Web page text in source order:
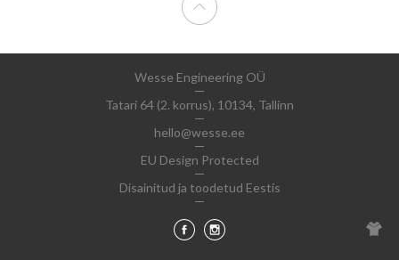
Wesse Engineering OÜ
Tatari 64 (2. korrus), 10134, Tallinn
hello@wesse.ee
EU Design Protected
Disainitud ja toodetud Eestis